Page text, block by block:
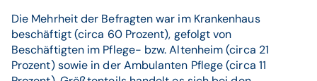
Die Mehrheit der Befragten war im Krankenhaus
beschäftigt (circa 60 Prozent), gefolgt von
Beschäftigten im Pflege- bzw. Altenheim (circa 21
Prozent) sowie in der Ambulanten Pflege (circa 11